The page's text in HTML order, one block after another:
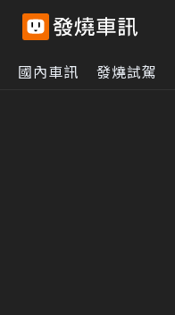
國內車訊 發燒試駕